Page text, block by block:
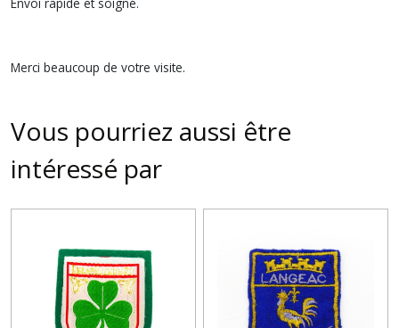
Merci beaucoup de votre visite.
Vous pourriez aussi être
intéressé par